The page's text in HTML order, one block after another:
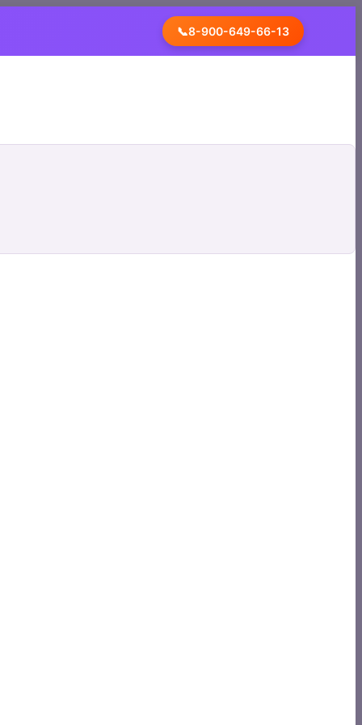
📞8-900-649-66-13